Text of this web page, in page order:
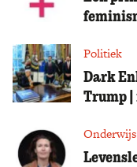
Politiek
Dark
Trump |
Onderwijs